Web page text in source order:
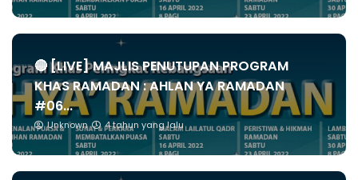
🔴 [LIVE] MAJLIS PENUTUPAN PROGRAM
KHAS RAMADAN : AHLAN YA RAMADAN
#06...
Unknown 4 tahun yang lalu